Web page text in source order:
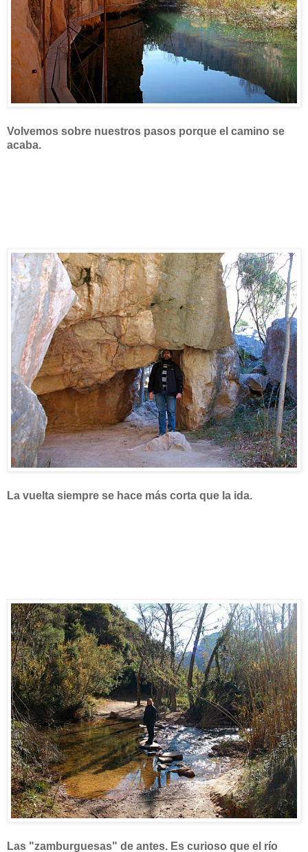
Volvemos sobre nuestros pasos porque el camino se
acaba.
La vuelta siempre se hace más corta que la ida.
Las "zamburguesas" de antes. Es curioso que el río